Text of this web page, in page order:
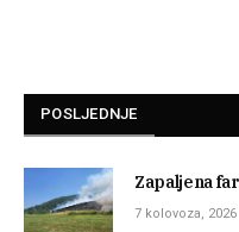
POSLJEDNJE
Zapaljena
7 kolovoza, 2026